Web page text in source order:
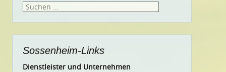
Suchen
Sossenheim-Links
Dienstleister und Unternehmen